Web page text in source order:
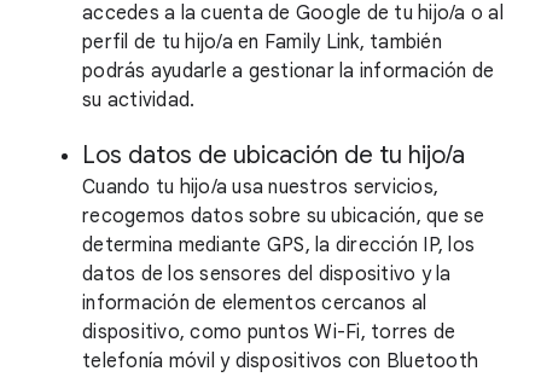
accedes a la cuenta de Google de tu hijo/a o al
perfil de tu hijo/a en Family Link, también
podrás ayudarle a gestionar la información de
su actividad.
Los datos de ubicación de tu hijo/a
Cuando tu hijo/a usa nuestros servicios,
recogemos datos sobre su ubicación, que se
determina mediante GPS, la dirección IP, los
datos de los sensores del dispositivo y la
información de elementos cercanos al
dispositivo, como puntos Wi-Fi, torres de
telefonía móvil y dispositivos con Bluetooth